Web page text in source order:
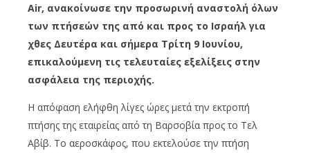
Air, ανακοίνωσε την προσωρινή αναστολή όλων
των πτήσεών της από και προς το Ισραήλ για
χθες Δευτέρα και σήμερα Τρίτη 9 Ιουνίου,
επικαλούμενη τις τελευταίες εξελίξεις στην
ασφάλεια της περιοχής.
Η απόφαση ελήφθη λίγες ώρες μετά την εκτροπή
πτήσης της εταιρείας από τη Βαρσοβία προς το Τελ
Αβίβ. Το αεροσκάφος, που εκτελούσε την πτήση